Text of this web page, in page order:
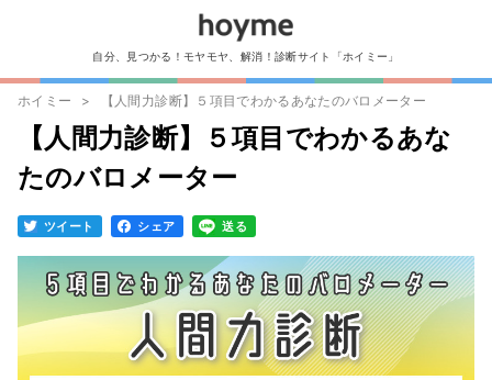
自分、見つかる！モヤモヤ、解消！診断サイト「ホイミー」
ホイミー 【人間力診断】５項目でわかるあなたのバロメーター
【人間力診断】５項目でわかるあな
たのバロメーター
ツイート シェア 送る